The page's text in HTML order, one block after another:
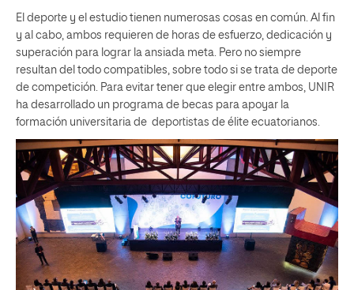
El deporte y el estudio tienen numerosas cosas en común. Al fin
y al cabo, ambos requieren de horas de esfuerzo, dedicación y
superación para lograr la ansiada meta. Pero no siempre
resultan del todo compatibles, sobre todo si se trata de deporte
de competición. Para evitar tener que elegir entre ambos, UNIR
ha desarrollado un programa de becas para apoyar la
formación universitaria de deportistas de élite ecuatorianos.